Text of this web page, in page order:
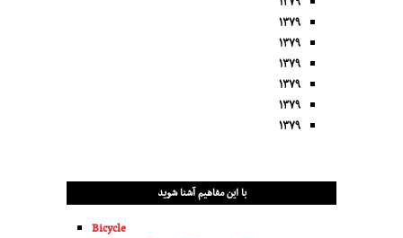
۱۳۷۹
۱۳۷۹
۱۳۷۹
۱۳۷۹
۱۳۷۹
۱۳۷۹
با این مفاهیم آشنا شوید
Bicycle